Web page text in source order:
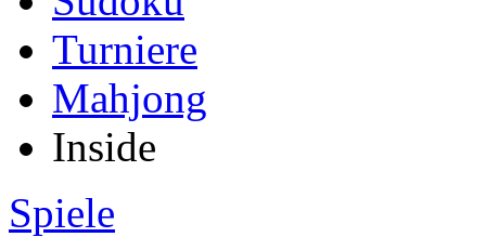
Turniere
Mahjong
Inside
Spiele